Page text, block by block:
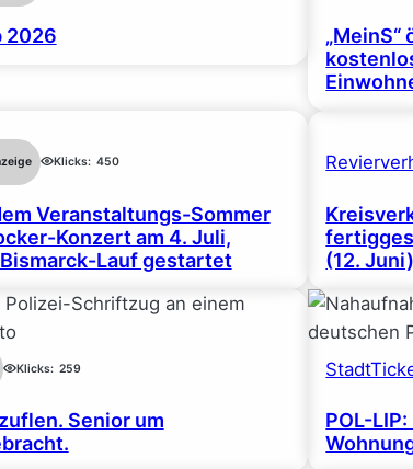
2026
Klicks: 450
Veranstaltungs-Sommer
Konzert am 4. Juli,
Lauf gestartet
(12. Juni)
Klicks: 259
Senior um
POL-